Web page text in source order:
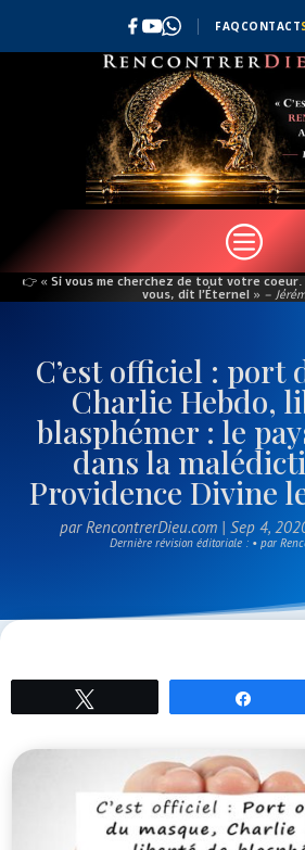
FAQ CONTACT
c
👉 « Si vous me cherchez de tout votre
vous, dit l’Éternel » –
C’est officiel : port
Charlie Hebdo,
blasphémer : le
dans la
Providence Divine
parRencontrerDieu.com | Sep 4,
Dernière révision éditoriale : • par